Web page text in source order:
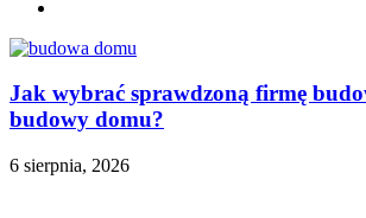
Jak wybrać sprawdzoną firmę
budowy domu?
6 sierpnia, 2026